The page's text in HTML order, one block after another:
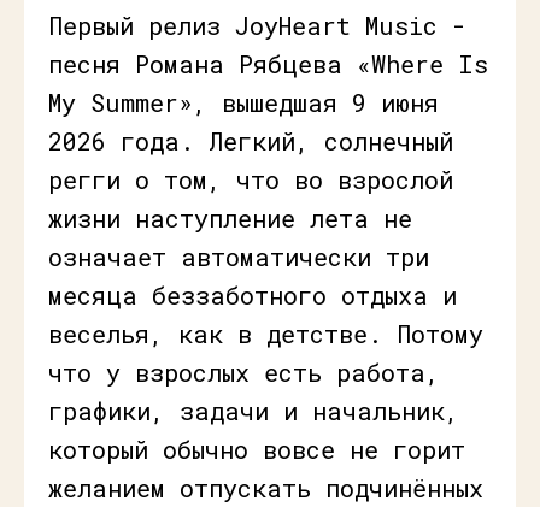
Первый релиз JoyHeart Music -
песня Романа Рябцева «Where Is
My Summer», вышедшая 9 июня
2026 года. Легкий, солнечный
регги о том, что во взрослой
жизни наступление лета не
означает автоматически три
месяца беззаботного отдыха и
веселья, как в детстве. Потому
что у взрослых есть работа,
графики, задачи и начальник,
который обычно вовсе не горит
желанием отпускать подчинённых